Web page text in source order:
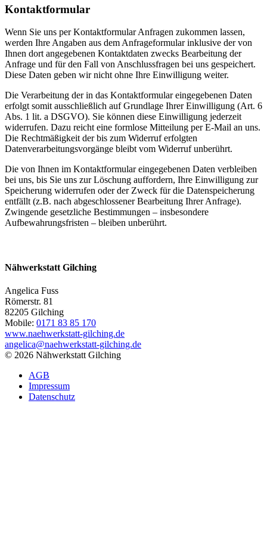
Kontaktformular
Wenn Sie uns per Kontaktformular Anfragen zukommen lassen,
werden Ihre Angaben aus dem Anfrageformular inklusive der von
Ihnen dort angegebenen Kontaktdaten zwecks Bearbeitung der
Anfrage und für den Fall von Anschlussfragen bei uns gespeichert.
Diese Daten geben wir nicht ohne Ihre Einwilligung weiter.
Die Verarbeitung der in das Kontaktformular eingegebenen Daten
erfolgt somit ausschließlich auf Grundlage Ihrer Einwilligung (Art. 6
Abs. 1 lit. a DSGVO). Sie können diese Einwilligung jederzeit
widerrufen. Dazu reicht eine formlose Mitteilung per E-Mail an uns.
Die Rechtmäßigkeit der bis zum Widerruf erfolgten
Datenverarbeitungsvorgänge bleibt vom Widerruf unberührt.
Die von Ihnen im Kontaktformular eingegebenen Daten verbleiben
bei uns, bis Sie uns zur Löschung auffordern, Ihre Einwilligung zur
Speicherung widerrufen oder der Zweck für die Datenspeicherung
entfällt (z.B. nach abgeschlossener Bearbeitung Ihrer Anfrage).
Zwingende gesetzliche Bestimmungen – insbesondere
Aufbewahrungsfristen – bleiben unberührt.
Nähwerkstatt Gilching
Angelica Fuss
Römerstr. 81
82205 Gilching
Mobile: 0171 83 85 170
www.naehwerkstatt-gilching.de
angelica@naehwerkstatt-gilching.de
© 2026 Nähwerkstatt Gilching
AGB
Impressum
Datenschutz